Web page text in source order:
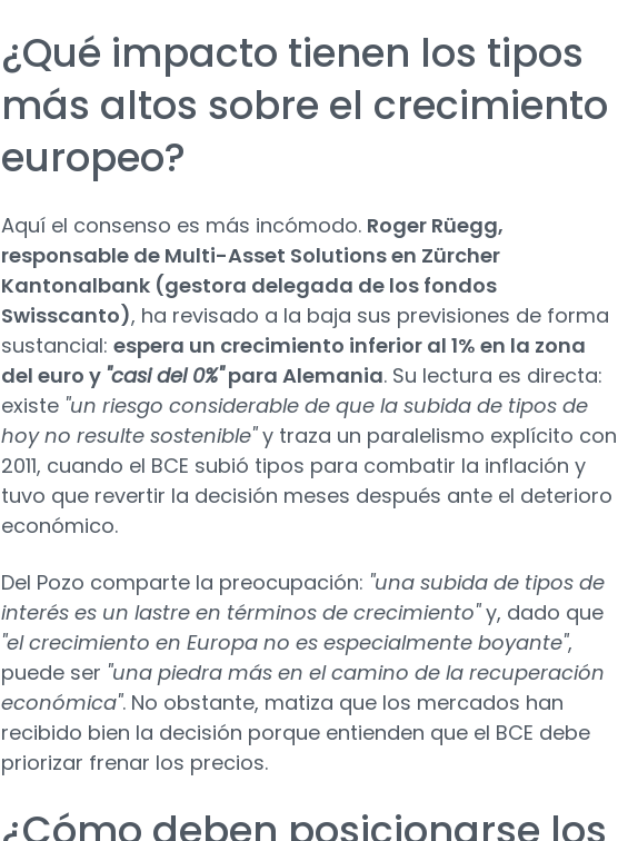
¿Qué impacto tienen los tipos
más altos sobre el crecimiento
europeo?
Aquí el consenso es más incómodo. Roger Rüegg,
responsable de Multi-Asset Solutions en Zürcher
Kantonalbank (gestora delegada de los fondos
Swisscanto), ha revisado a la baja sus previsiones de forma
sustancial: espera un crecimiento inferior al 1% en la zona
del euro y "casi del 0%"para Alemania. Su lectura es directa:
existe "un riesgo considerable de que la subida de tipos de
hoy no resulte sostenible"y traza un paralelismo explícito con
2011, cuando el BCE subió tipos para combatir la inflación y
tuvo que revertir la decisión meses después ante el deterioro
económico.
Del Pozo comparte la preocupación: "una subida de tipos de
interés es un lastre en términos de crecimiento"y, dado que
"el crecimiento en Europa no es especialmente boyante",
puede ser "una piedra más en el camino de la recuperación
económica". No obstante, matiza que los mercados han
recibido bien la decisión porque entienden que el BCE debe
priorizar frenar los precios.